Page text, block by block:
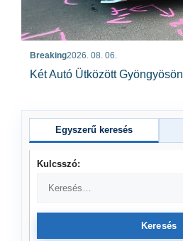
Breaking2026. 08. 06.
Két Autó Ütközött Gyöngyösön
Egyszerű keresés
Kulcsszó:
Keresés